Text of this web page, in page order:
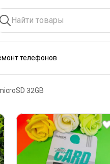
телефонов
32GB